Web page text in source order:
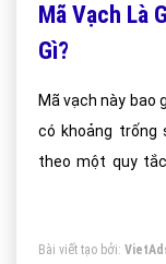
Mã Vạch Là
Gì?
Mã vạch này bao
có khoảng trống
theo một quy
Bài viết tạo bởi: